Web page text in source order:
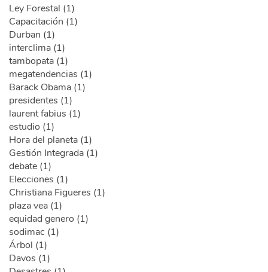
Ley Forestal (1)
Capacitación (1)
Durban (1)
interclima (1)
tambopata (1)
megatendencias (1)
Barack Obama (1)
presidentes (1)
laurent fabius (1)
estudio (1)
Hora del planeta (1)
Gestión Integrada (1)
debate (1)
Elecciones (1)
Christiana Figueres (1)
plaza vea (1)
equidad genero (1)
sodimac (1)
Árbol (1)
Davos (1)